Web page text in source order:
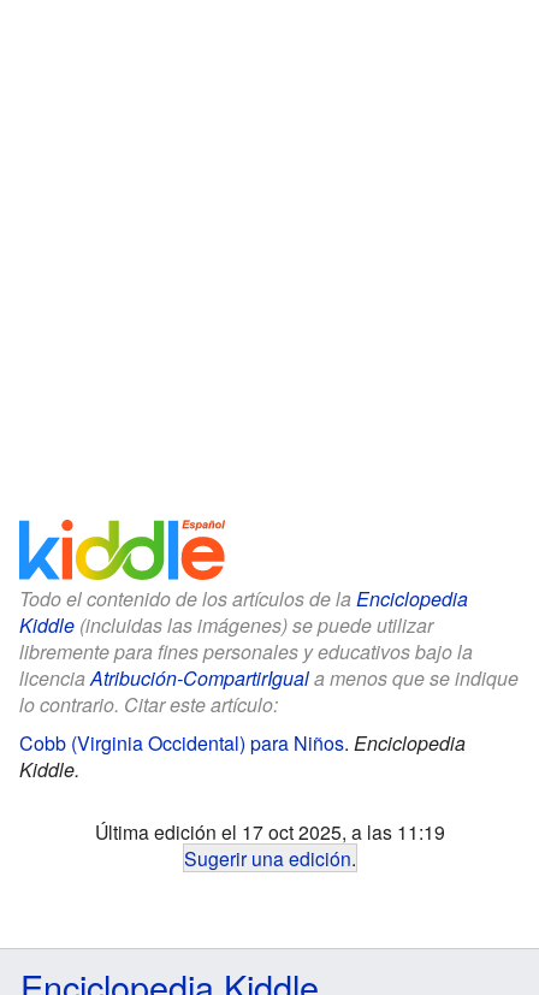
Todo el contenido de los artículos de la Enciclopedia
Kiddle (incluidas las imágenes) se puede utilizar
libremente para fines personales y educativos bajo la
licenciaAtribución-CompartirIguala menos que se indique
lo contrario. Citar este artículo:
Cobb (Virginia Occidental) para Niños. Enciclopedia
Kiddle.
Última edición el 17 oct 2025, a las 11:19
Sugerir una edición.